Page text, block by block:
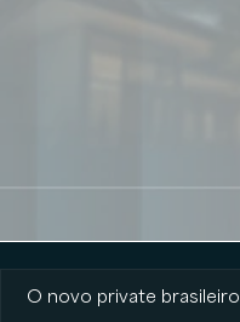
O novo private brasileiro